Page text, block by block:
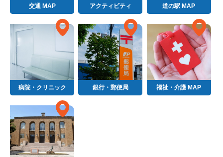
交通 MAP アクティビティ 道の駅 MAP
病院・クリニック 銀行・郵便局 福祉・介護 MAP